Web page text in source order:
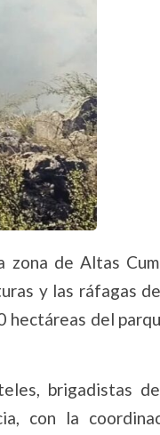
de Altas
y las ráfagas
hectáreas del
brigadistas
con la